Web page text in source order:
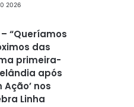
2026
– “Queríamos
das
primeira-
após
nos
Linha